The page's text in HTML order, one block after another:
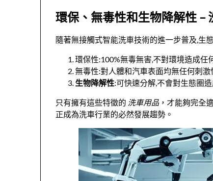
環保、無毒性和生物降解性 –
隨著無接觸式智能洗車技術的進一步普及,生
環保性:100%無毒無害,不對環境造成任
無毒性:對人體和汽車表面均無任何刺激
生物降解性:可快速分解,不會對生態圈
只有擁有這些特徵的 洗車用品，才能夠完全
正成為洗車行業的必然發展趨勢。